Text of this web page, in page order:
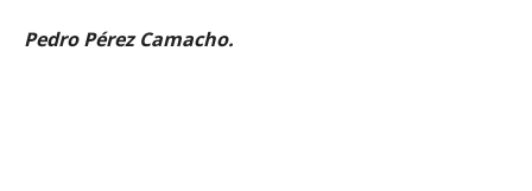
Pedro Pérez Camacho.